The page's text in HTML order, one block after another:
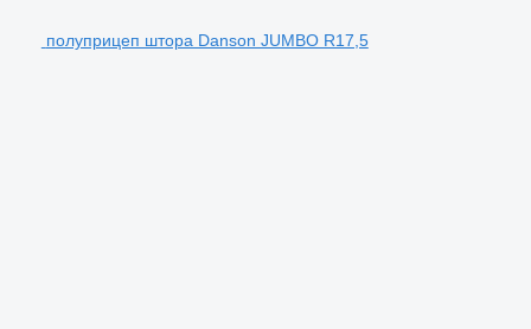
полуприцеп штора Danson JUMBO R17,5